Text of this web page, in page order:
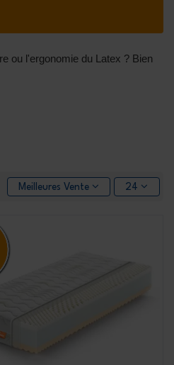
ou l'ergonomie du Latex ? Bien
Meilleures Ventes 24